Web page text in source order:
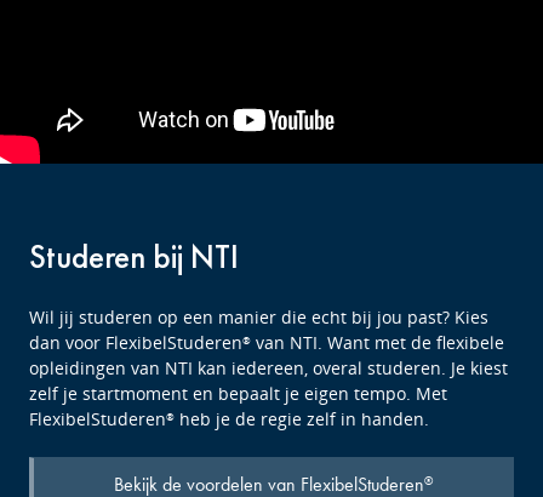
Studeren bij NTI
Wil jij studeren op een manier die echt bij jou past? Kies
dan voor FlexibelStuderen® van NTI. Want met de flexibele
opleidingen van NTI kan iedereen, overal studeren. Je kiest
zelf je startmoment en bepaalt je eigen tempo. Met
FlexibelStuderen® heb je de regie zelf in handen.
Bekijk de voordelen van FlexibelStuderen®